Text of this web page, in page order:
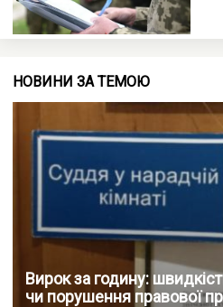
НОВИНИ ЗА ТЕМОЮ
Вирок за годину:
чи порушення правової